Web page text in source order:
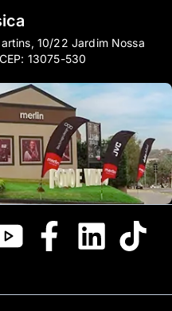
10/22 Jardim Nossa
13075-530